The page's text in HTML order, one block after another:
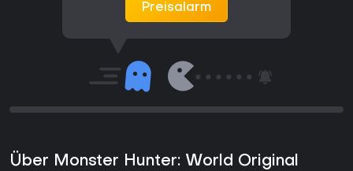
Preisalarm
Über Monster Hunter: World Original